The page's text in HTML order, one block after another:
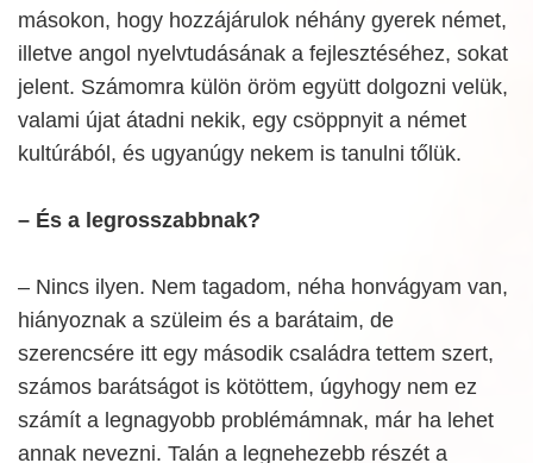
másokon, hogy hozzájárulok néhány gyerek német,
illetve angol nyelvtudásának a fejlesztéséhez, sokat
jelent. Számomra külön öröm együtt dolgozni velük,
valami újat átadni nekik, egy csöppnyit a német
kultúrából, és ugyanúgy nekem is tanulni tőlük.
– És a legrosszabbnak?
– Nincs ilyen. Nem tagadom, néha honvágyam van,
hiányoznak a szüleim és a barátaim, de
szerencsére itt egy második családra tettem szert,
számos barátságot is kötöttem, úgyhogy nem ez
számít a legnagyobb problémámnak, már ha lehet
annak nevezni. Talán a legnehezebb részét a